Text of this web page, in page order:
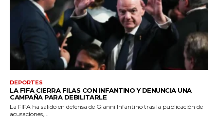
DEPORTES
LA FIFA CIERRA FILAS CON INFANTINO Y DENUNCIA UNA
CAMPAÑA PARA DEBILITARLE
La FIFA ha salido en defensa de Gianni Infantino tras la publicación de
acusaciones,...